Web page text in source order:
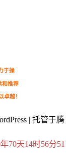
于操
和推荐
卓越！
| 托管于腾
70天14时56分52